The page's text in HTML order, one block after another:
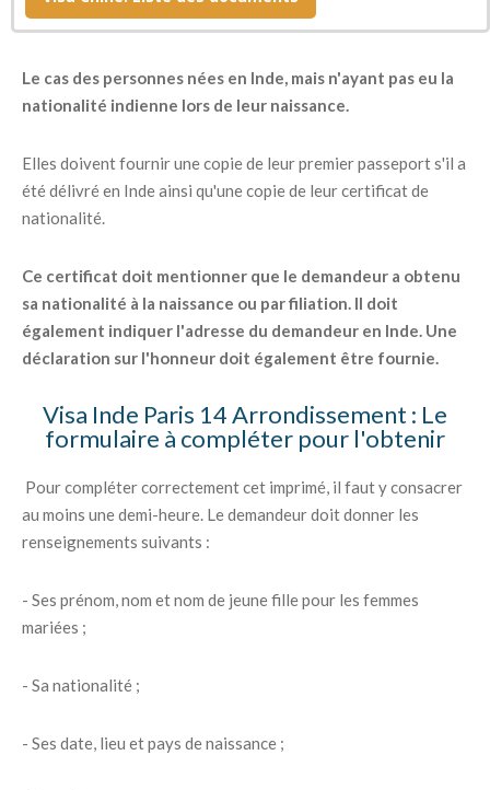
déclaration sur l'honneur.
Le cas des personnes nées en Inde, mais n'ayant pas eu la
nationalité indienne lors de leur naissance.
Elles doivent fournir une copie de leur premier passeport s'il a
été délivré en Inde ainsi qu'une copie de leur certificat de
nationalité.
Ce certificat doit mentionner que le demandeur a obtenu
sa nationalité à la naissance ou par filiation. Il doit
également indiquer l'adresse du demandeur en Inde. Une
déclaration sur l'honneur doit également être fournie.
Visa Inde Paris 14 Arrondissement : Le
formulaire à compléter pour l'obtenir
Pour compléter correctement cet imprimé, il faut y consacrer
au moins une demi-heure. Le demandeur doit donner les
renseignements suivants :
- Ses prénom, nom et nom de jeune fille pour les femmes
mariées ;
- Sa nationalité ;
- Ses date, lieu et pays de naissance ;